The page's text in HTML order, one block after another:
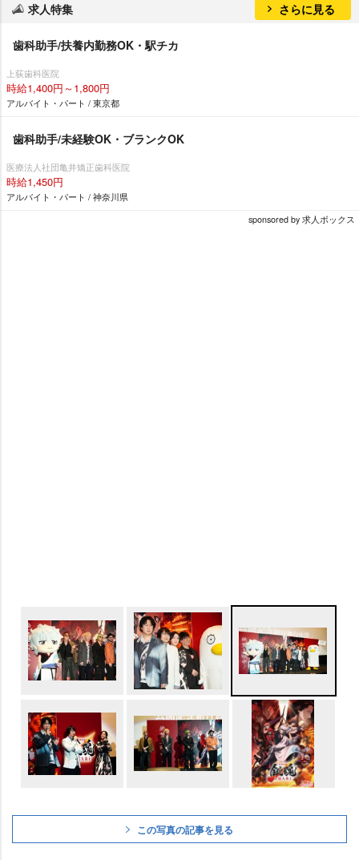
求人特集 さらに見る
歯科助手/扶養内勤務OK・駅チカ
上荻歯科医院
時給1,400円～1,800円
アルバイト・パート / 東京都
歯科助手/未経験OK・ブランクOK
医療法人社団亀井矯正歯科医院
時給1,450円
アルバイト・パート / 神奈川県
sponsored by 求人ボックス
この写真の記事を見る